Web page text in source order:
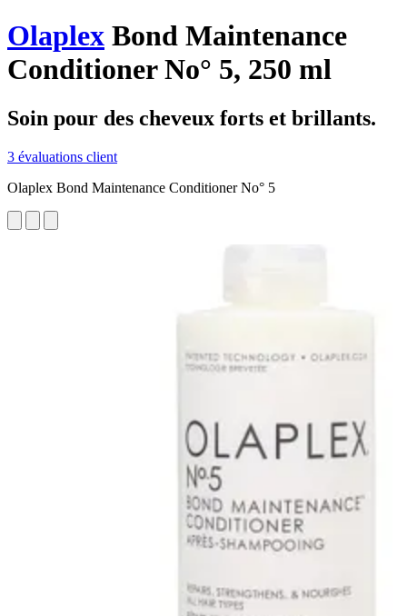
Olaplex Bond Maintenance
Conditioner No° 5, 250 ml
Soin pour des cheveux forts et brillants.
3 évaluations client
Olaplex Bond Maintenance Conditioner No° 5